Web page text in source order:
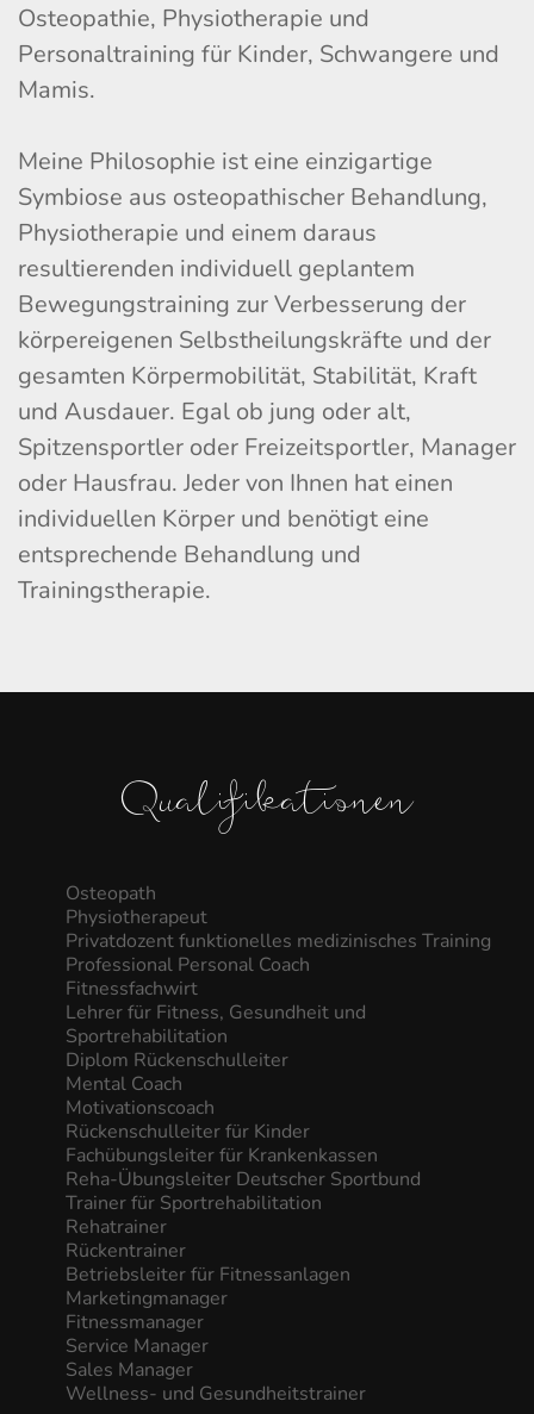
Osteopathie, Physiotherapie und
Personaltraining für Kinder, Schwangere und
Mamis.
Meine Philosophie ist eine einzigartige
Symbiose aus osteopathischer Behandlung,
Physiotherapie und einem daraus
resultierenden individuell geplantem
Bewegungstraining zur Verbesserung der
körpereigenen Selbstheilungskräfte und der
gesamten Körpermobilität, Stabilität, Kraft
und Ausdauer. Egal ob jung oder alt,
Spitzensportler oder Freizeitsportler, Manager
oder Hausfrau. Jeder von Ihnen hat einen
individuellen Körper und benötigt eine
entsprechende Behandlung und
Trainingstherapie.
Qualifikationen
Osteopath
Physiotherapeut
Privatdozent funktionelles medizinisches Training
Professional Personal Coach
Fitnessfachwirt
Lehrer für Fitness, Gesundheit und
Sportrehabilitation
Diplom Rückenschulleiter
Mental Coach
Motivationscoach
Rückenschulleiter für Kinder
Fachübungsleiter für Krankenkassen
Reha-Übungsleiter Deutscher Sportbund
Trainer für Sportrehabilitation
Rehatrainer
Rückentrainer
Betriebsleiter für Fitnessanlagen
Marketingmanager
Fitnessmanager
Service Manager
Sales Manager
Wellness- und Gesundheitstrainer